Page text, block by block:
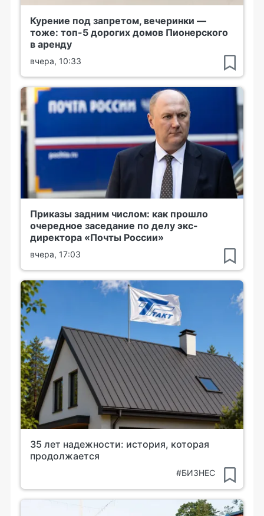
Курение под запретом, вечеринки —
тоже: топ-5 дорогих домов Пионерского
в аренду
вчера, 10:33
Приказы задним числом: как прошло
очередное заседание по делу экс-
директора «Почты России»
вчера, 17:03
35 лет надежности: история, которая
продолжается
#БИЗНЕС